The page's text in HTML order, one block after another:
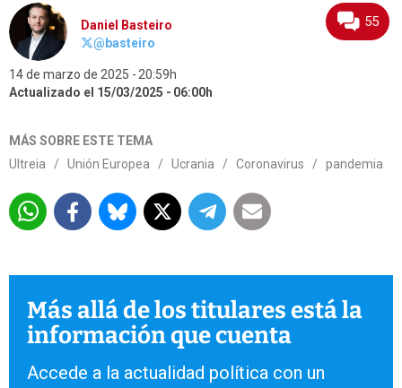
Daniel Basteiro
@basteiro
14 de marzo de 2025
20:59h
Actualizado el 15/03/2025
06:00h
55
MÁS SOBRE ESTE TEMA
Ultreia
/ Unión Europea / Ucrania / Coronavirus / pandemia
Más allá de los titulares está la
información que cuenta
Accede a la actualidad política con un